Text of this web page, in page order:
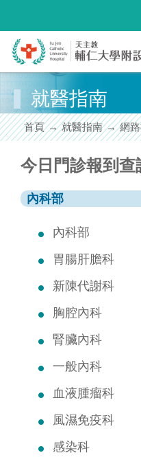
區
醫
就醫指南
首頁 就醫指南 網
今日門診報到查
內科部
內科部
胃腸肝膽科
新陳代謝科
胸腔內科
腎臟內科
一般內科
血液腫瘤科
風濕免疫科
感染科